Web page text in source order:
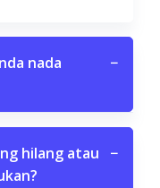
nada
−
hilang atau
−